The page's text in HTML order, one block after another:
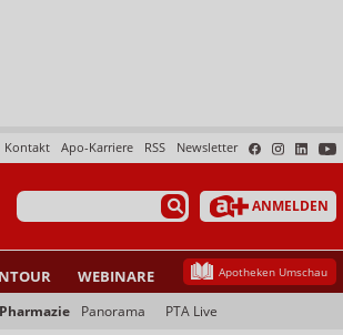
Newsletter
RSS
Apo-Karriere
Kontakt
ANMELDEN
WEBINARE Apotheken Umschau
Pharmazie Panorama PTA Live